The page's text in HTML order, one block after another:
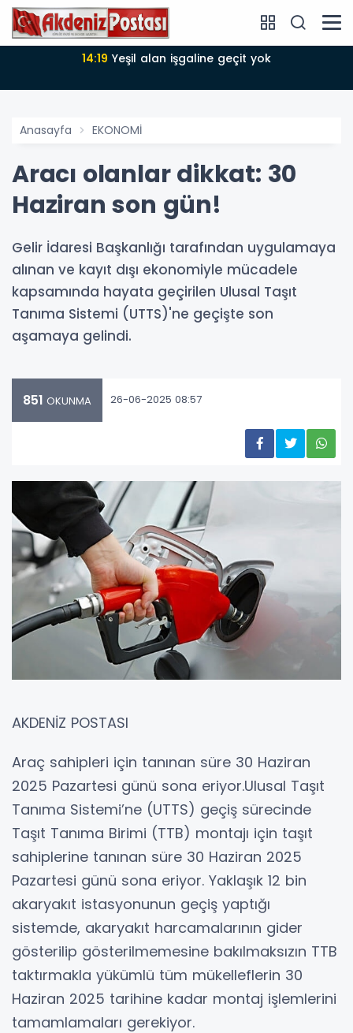
14:18 Büyükşehir Belediyesi sürdürülebilir kalkınmada
Anasayfa EKONOMİ
Aracı olanlar dikkat: 30
Haziran son gün!
Gelir İdaresi Başkanlığı tarafından uygulamaya
alınan ve kayıt dışı ekonomiyle mücadele
kapsamında hayata geçirilen Ulusal Taşıt
Tanıma Sistemi (UTTS)'ne geçişte son
aşamaya gelindi.
851 OKUNMA 26-06-2025 08:57
AKDENİZ POSTASI
Araç sahipleri için tanınan süre 30 Haziran
2025 Pazartesi günü sona eriyor.Ulusal Taşıt
Tanıma Sistemi’ne (UTTS) geçiş sürecinde
Taşıt Tanıma Birimi (TTB) montajı için taşıt
sahiplerine tanınan süre 30 Haziran 2025
Pazartesi günü sona eriyor. Yaklaşık 12 bin
akaryakıt istasyonunun geçiş yaptığı
sistemde, akaryakıt harcamalarının gider
gösterilip gösterilmemesine bakılmaksızın TTB
taktırmakla yükümlü tüm mükelleflerin 30
Haziran 2025 tarihine kadar montaj işlemlerini
tamamlamaları gerekiyor.